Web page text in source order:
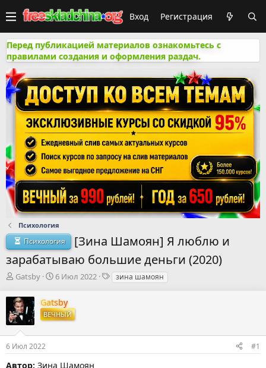
Вход Регистрация
Перед публикацией материалов ознакомьтесь с
правилами создания и оформления раздач.
Психология
Психология
[Зина Шамоян] Я люблю и
зарабатываю большие деньги (2020)
А
т
о
р
м
ы
Gatsby
Д
т
а
н
а
л
6 Июл 2022
Тзина шамоян
Gatsby
ВЕЧНЫЙ
6 Июл 2022 #1
Автор: Зина Шамоян